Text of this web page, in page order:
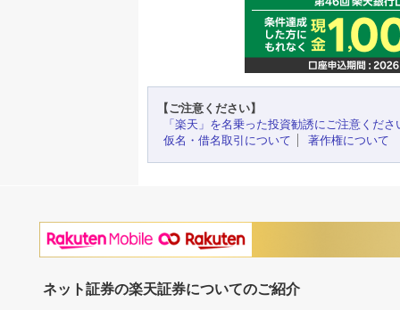
【ご注意ください】
「楽天」を名乗った投資勧誘にご注意くださ
仮名・借名取引について
著作権について
ネット証券の楽天証券についてのご紹介